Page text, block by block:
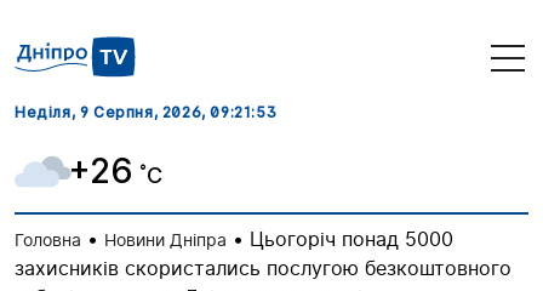
Неділя, 9 Серпня, 2026, 09:21:54
+26 ˚C
Головна • Новини Дніпра • Цьогоріч понад 5000
захисників скористались послугою безкоштовного